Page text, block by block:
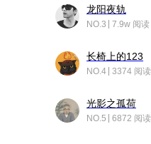
龙阳夜轨
NO.3 7.9w 阅读
长椅上的123
NO.4 3374 阅读
光影之孤荷
NO.5 6872 阅读